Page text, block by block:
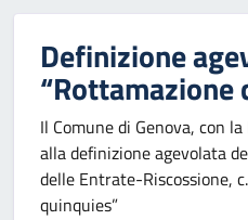
Definizione
“Rottamazione
Il Comune di Genova, con
alla definizione agevolata
delle Entrate-Riscossione,
quinquies”